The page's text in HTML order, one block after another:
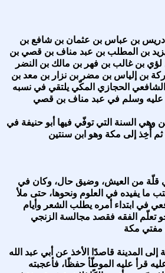
إدريس بن عباس بن عثمان بن شافع بن
يزيد بن المطلب بن عبد مناف بن قصي بن
بن غالب بن فهر بن مالك بن النضر
بن إلياس بن مضر بن نزار بن معد بن
الحجازي المكّي يلتقي في نسبه
السنة التي توفّي فيها أبو حنيفة في
قلّة من العيش، وضيق حال، وكان في
ما يفيده في العلوم ونحوها، حتى ملأ
في ابتداء أمره يطلب الشعر وأيام
تعلّم الفقه فقصد مجالسة الزنجي
المدينة قاصدًا الأخذ عن أبي عبد الله
قرأ عليه الموطّأ حفظًا، فأعجبته